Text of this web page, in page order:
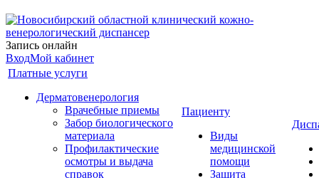
Запись онлайн
ВходМой кабинет
Платные услуги
Дерматовенерология
Врачебные приемы
Забор биологического
материала
Профилактические
осмотры и выдача
справок
Пациенту
Виды
медицинской
помощи
Защита